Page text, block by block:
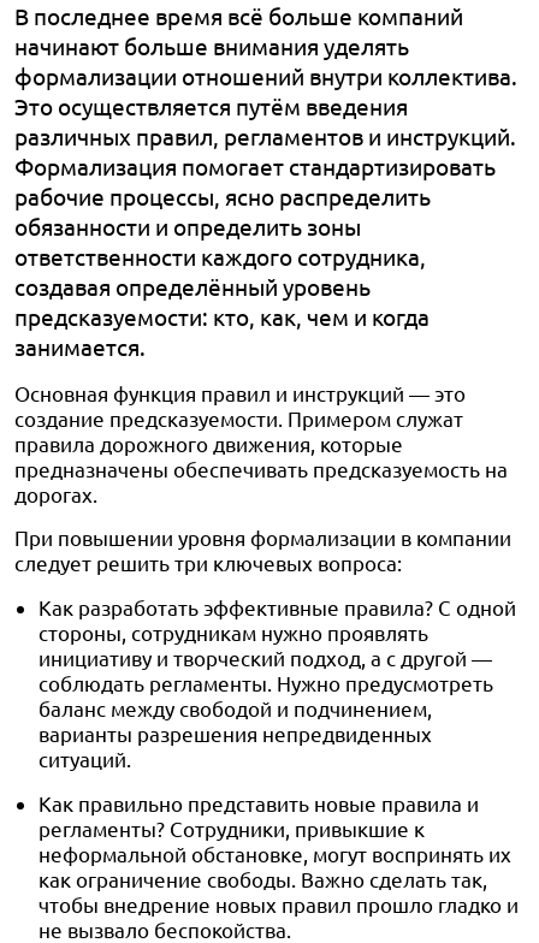
В последнее время всё больше компаний
начинают больше внимания уделять
формализации отношений внутри коллектива.
Это осуществляется путём введения
различных правил, регламентов и инструкций.
Формализация помогает стандартизировать
рабочие процессы, ясно распределить
обязанности и определить зоны
ответственности каждого сотрудника,
создавая определённый уровень
предсказуемости: кто, как, чем и когда
занимается.
Основная функция правил и инструкций — это
создание предсказуемости. Примером служат
правила дорожного движения, которые
предназначены обеспечивать предсказуемость на
дорогах.
При повышении уровня формализации в компании
следует решить три ключевых вопроса:
Как разработать эффективные правила? С одной
стороны, сотрудникам нужно проявлять
инициативу и творческий подход, а с другой —
соблюдать регламенты. Нужно предусмотреть
баланс между свободой и подчинением,
варианты разрешения непредвиденных
ситуаций.
Как правильно представить новые правила и
регламенты? Сотрудники, привыкшие к
неформальной обстановке, могут воспринять их
как ограничение свободы. Важно сделать так,
чтобы внедрение новых правил прошло гладко и
не вызвало беспокойства.